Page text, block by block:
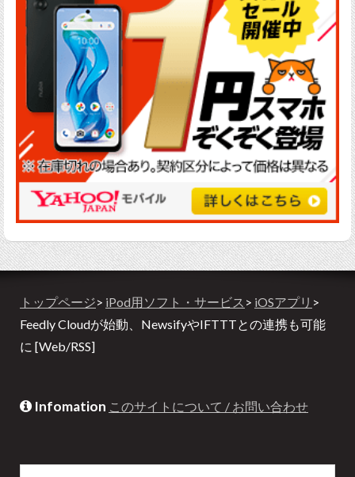
トップページ> iPod用ソフト・サービス > iOSアプリ >
Feedly Cloudが始動、NewsifyやIFTTTとの連携も可能
に [Web/RSS]
Infomation このサイトについて / お問い合わせ